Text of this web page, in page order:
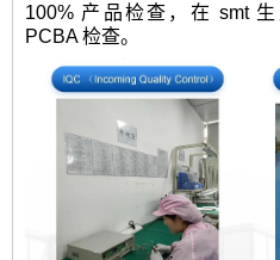
100% 产品检查，在 smt
PCBA 检查。